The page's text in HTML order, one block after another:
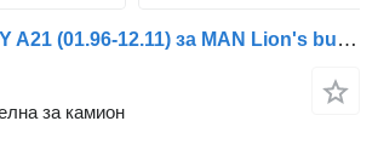
MAN LIONS CITY A21 (01.96-12.11) за MAN Lion's bus (1991-)
за камион